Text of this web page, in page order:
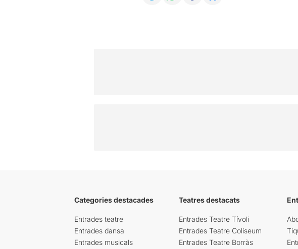
Categories destacades
Entrades teatre
Entrades dansa
Entrades musicals
Teatres destacats
Entrades Teatre Tívoli
Entrades Teatre Coliseum
Entrades Teatre Borràs